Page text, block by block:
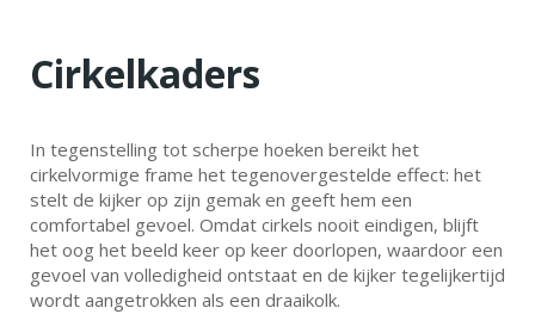
Cirkelkaders
In tegenstelling tot scherpe hoeken bereikt het
cirkelvormige frame het tegenovergestelde effect: het
stelt de kijker op zijn gemak en geeft hem een
comfortabel gevoel. Omdat cirkels nooit eindigen, blijft
het oog het beeld keer op keer doorlopen, waardoor een
gevoel van volledigheid ontstaat en de kijker tegelijkertijd
wordt aangetrokken als een draaikolk.